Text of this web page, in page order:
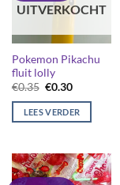
UITVERKOCHT
Pokemon Pikachu
fluit lolly
€0.35 Oorspronkelijke
was:
€0.35.
€0.30Huidige
is:
€0.30.
LEES VERDER